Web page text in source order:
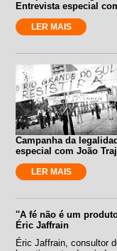
Entrevista especial
LER MAIS
Campanha da
especial com João
LER MAIS
''A fé não é um
Éric Jaffrain
Éric Jaffrain, consultor